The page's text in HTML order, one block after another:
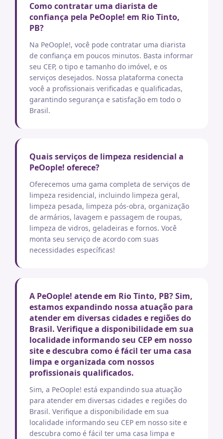
Como contratar uma diarista de
confiança pela PeOople! em Rio Tinto,
PB?
Na PeOople!, você pode contratar uma diarista
de confiança em poucos minutos. Basta informar
seu CEP, o tipo e tamanho do imóvel, e os
serviços desejados. Nossa plataforma conecta
você a profissionais verificadas e qualificadas,
garantindo segurança e satisfação em todo o
Brasil.
Quais serviços de limpeza residencial a
PeOople! oferece?
Oferecemos uma gama completa de serviços de
limpeza residencial, incluindo limpeza geral,
limpeza pesada, limpeza pós-obra, organização
de armários, lavagem e passagem de roupas,
limpeza de vidros, geladeiras e fornos. Você
monta seu serviço de acordo com suas
necessidades específicas!
A PeOople! atende em Rio Tinto, PB? Sim,
estamos expandindo nossa atuação para
atender em diversas cidades e regiões do
Brasil. Verifique a disponibilidade em sua
localidade informando seu CEP em nosso
site e descubra como é fácil ter uma casa
limpa e organizada com nossos
profissionais qualificados.
Sim, a PeOople! está expandindo sua atuação
para atender em diversas cidades e regiões do
Brasil. Verifique a disponibilidade em sua
localidade informando seu CEP em nosso site e
descubra como é fácil ter uma casa limpa e